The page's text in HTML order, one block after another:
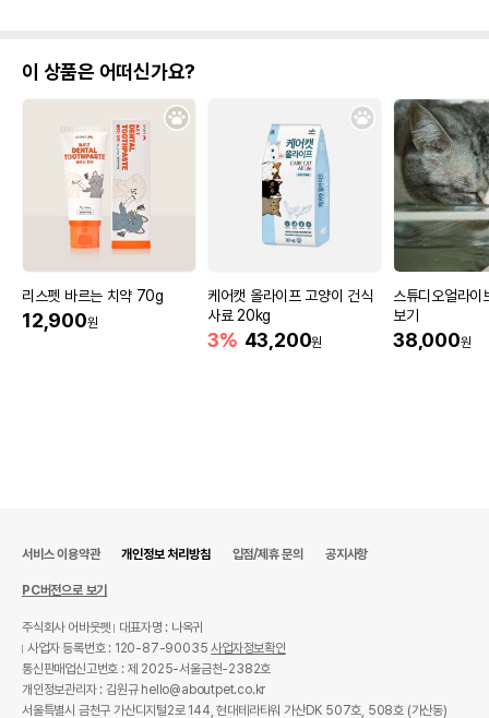
이 상품은 어떠신가요?
리스펫 바르는 치약 70g
12,900원
케어캣 올라이프 고양이 건식
사료 20kg
3% 43,200원
스튜디오얼라이
보기
38,000원
서비스 이용약관 개인정보 처리방침 입점/제휴 문의 공지사항
PC버전으로 보기
주식회사 어바웃펫
대표자명 : 나옥귀
사업자 등록번호 : 120-87-90035사업자정보확인
통신판매업신고번호 : 제 2025-서울금천-2382호
개인정보관리자 : 김원규 hello@aboutpet.co.kr
서울특별시 금천구 가산디지털2로 144, 현대테라타워 가산DK 507호, 508호 (가산동)